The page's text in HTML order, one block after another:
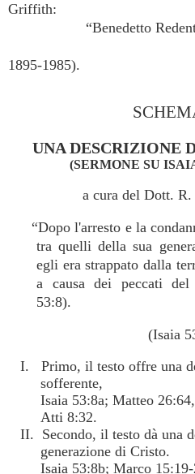
Griffith:
“Benedetto
1895-1985).
UNA DESCRIZIONE
(SERMONE SU
a cura del Dott.
“Dopo l'arresto e la
tra quelli della sua
egli era strappato dalla
a causa dei peccati
53:8).
(Isaia
I. Primo, il testo offre una
sofferente,
Isaia 53:8a; Matteo
Atti 8:32.
II. Secondo, il testo dà una
generazione di Cristo.
Isaia 53:8b; Marco